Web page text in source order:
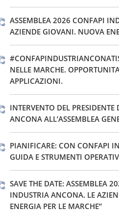
ASSEMBLEA 2026 CONFAPI
AZIENDE GIOVANI. NUOVA
NELLE MARCHE.
APPLICAZIONI.
INTERVENTO DEL
ANCONA ALL’ASSEMBLEA
PIANIFICARE: CON CONFAPI
GUIDA E STRUMENTI
SAVE THE DATE: ASSEMBLEA
INDUSTRIA ANCONA. LE
ENERGIA PER LE MARCHE”